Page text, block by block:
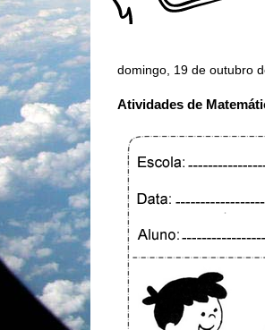
domingo, 19 de outubro
Atividades de